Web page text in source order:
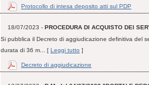
Protocollo di intesa deposito atti sul PDP
18/07/2023 - PROCEDURA DI ACQUISTO DEI
Si pubblica il Decreto di aggiudicazione definitiva del
durata di 36 m... [ Leggi tutto ]
Decreto di aggiudicazione